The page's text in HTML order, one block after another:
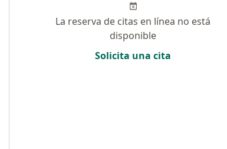
La reserva de citas en línea no está
disponible
Solicita una cita